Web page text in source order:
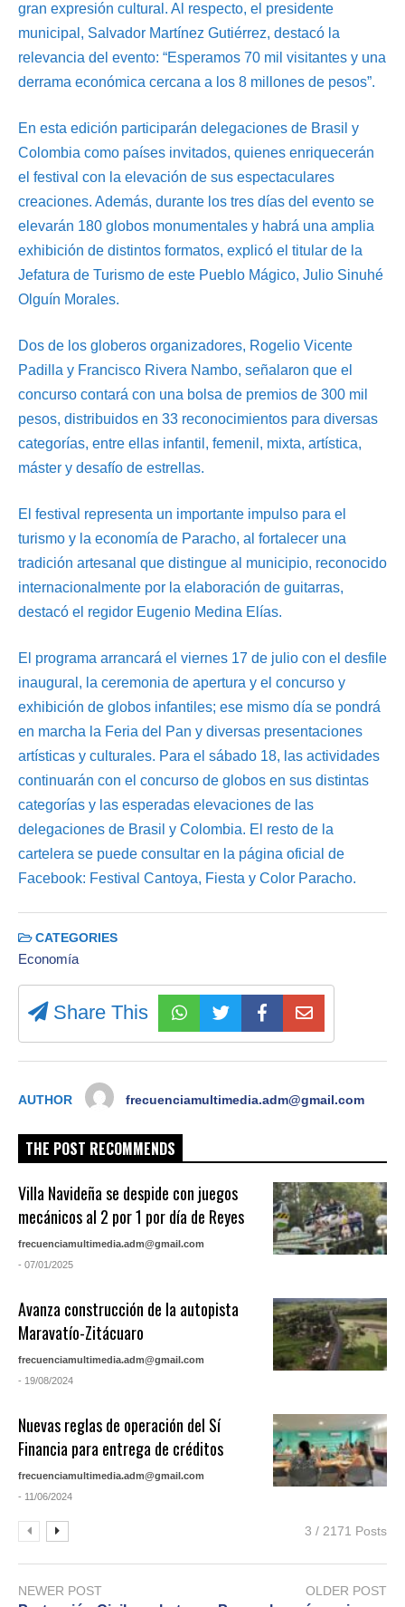
gran expresión cultural. Al respecto, el presidente
municipal, Salvador Martínez Gutiérrez, destacó la
relevancia del evento: “Esperamos 70 mil visitantes y una
derrama económica cercana a los 8 millones de pesos”.
En esta edición participarán delegaciones de Brasil y
Colombia como países invitados, quienes enriquecerán
el festival con la elevación de sus espectaculares
creaciones. Además, durante los tres días del evento se
elevarán 180 globos monumentales y habrá una amplia
exhibición de distintos formatos, explicó el titular de la
Jefatura de Turismo de este Pueblo Mágico, Julio Sinuhé
Olguín Morales.
Dos de los globeros organizadores, Rogelio Vicente
Padilla y Francisco Rivera Nambo, señalaron que el
concurso contará con una bolsa de premios de 300 mil
pesos, distribuidos en 33 reconocimientos para diversas
categorías, entre ellas infantil, femenil, mixta, artística,
máster y desafío de estrellas.
El festival representa un importante impulso para el
turismo y la economía de Paracho, al fortalecer una
tradición artesanal que distingue al municipio, reconocido
internacionalmente por la elaboración de guitarras,
destacó el regidor Eugenio Medina Elías.
El programa arrancará el viernes 17 de julio con el desfile
inaugural, la ceremonia de apertura y el concurso y
exhibición de globos infantiles; ese mismo día se pondrá
en marcha la Feria del Pan y diversas presentaciones
artísticas y culturales. Para el sábado 18, las actividades
continuarán con el concurso de globos en sus distintas
categorías y las esperadas elevaciones de las
delegaciones de Brasil y Colombia. El resto de la
cartelera se puede consultar en la página oficial de
Facebook: Festival Cantoya, Fiesta y Color Paracho.
CATEGORIES
Economía
Share This
AUTHOR frecuenciamultimedia.adm@gmail.com
THE POST RECOMMENDS
Villa Navideña se despide con juegos
mecánicos al 2 por 1 por día de Reyes
frecuenciamultimedia.adm@gmail.com
- 07/01/2025
Avanza construcción de la autopista
Maravatío-Zitácuaro
frecuenciamultimedia.adm@gmail.com
- 19/08/2024
Nuevas reglas de operación del Sí
Financia para entrega de créditos
frecuenciamultimedia.adm@gmail.com
- 11/06/2024
3 / 2171 Posts
NEWER POST OLDER POST